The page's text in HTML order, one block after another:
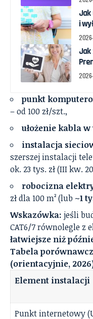
Jak
i
Jak
punkt
– od 100 zł/szt.,
ułożenie kabla
instalacja
szerszej instalacji
ok. 23 tys. zł (III kw.
robocizna
zł dla 100 m² (lub ~1
Wskazówka: jeśli
CAT6/7 równolegle z
łatwiejsze niż
Tabela
(orientacyjnie,
Element instalacji
Punkt internetowy